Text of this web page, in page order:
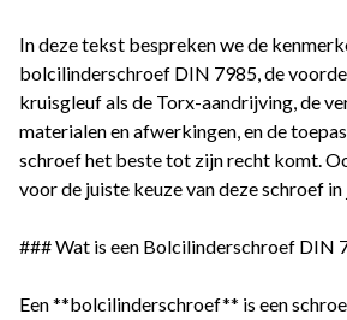
In deze tekst bespreken we de
bolcilinderschroef DIN 7985, de
kruisgleuf als de Torx-aandrijving, de
materialen en afwerkingen, en de
schroef het beste tot zijn recht komt.
voor de juiste keuze van deze schroef
### Wat is een Bolcilinderschroef DIN
Een **bolcilinderschroef** is een